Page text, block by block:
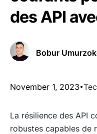
des API
Bobur
November 1, 2023
La résilience des API
robustes capables de